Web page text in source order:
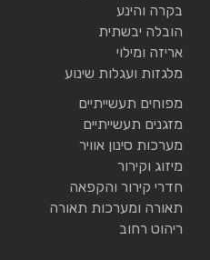
בקרה והינע
הובלה יבשתית
אריזה ומילוי
מלגזות ועגלות שינוע
מפוחים תעשייתיים
מזגנים תעשייתיים
מערכות סינון אוויר
מיזוג וקירור
חדרי קירור והקפאה
תאורה ומערכות תאורה
ריהוט רחוב